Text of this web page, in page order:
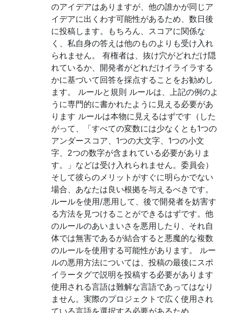
のアイデアはありますが、他の誰かが同じア
イデアに出くわす可能性があるため、数日後
に投稿します。もちろん、スコアに関係な
く、私自身の答えは他のものよりも受け入れ
られません。 有権者は、抜け穴がどれだけ隠
れているか、開発者がどれだけイライラする
かに基づいて回答を採点することをお勧めし
ます。 ルールと規則 ルールは、上記の例のよ
うに専門的に書かれたように見える必要があ
ります ルールは本物に見えるはずです（した
がって、「すべての変数には少なくとも1つの
アンダースコア、1つの大文字、1つの小文
字、2つの数字が含まれている必要がありま
す。」などは受け入れられません。委員会）
そして彼らのメリットがすぐに明らかでない
場合、あなたは良い根拠を与えるべきです。
ルールを使用/悪用して、後で開発者を妨害す
る方法を見つけることができるはずです。他
のルールのあいまいさを悪用したり、それ自
体では無害であるが結合すると悪魔的な複数
のルールを使用する可能性があります。 ルー
ルの悪用方法については、投稿の最後にスポ
イラータグで説明を投稿する必要があります
使用される言語は難解な言語であってはなり
ません。実際のプロジェクトで広く使用され
ている言語を選択する必要があるため、